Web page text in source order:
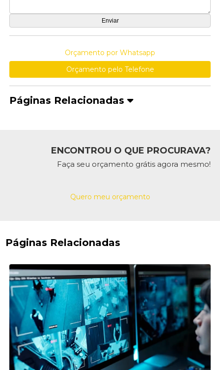
Orçamento por Whatsapp
Orçamento pelo Telefone
Páginas Relacionadas
ENCONTROU O QUE PROCURAVA?
Faça seu orçamento grátis agora mesmo!
Quero meu orçamento
Páginas Relacionadas